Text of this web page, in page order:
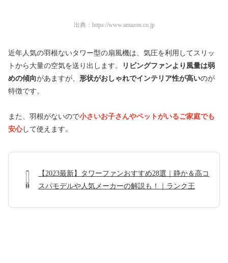
出典： https://www.amazon.co.jp
近年人気の羽根ないタワー型の扇風機は、気圧を利用してスリッ
トから大量の空気を送り出します。
リビングファンより風量は弱
めの傾向があますが、 形状がおしゃれでインテリア性が高いのが
特徴です。
また、羽根がないので小さいお子さんやペットがいるご家庭でも
安心して使えます。
【2023最新】タワーファンおすすめ28選｜静か＆高コ
スパモデルや人気メーカーの解説も！｜ランク王